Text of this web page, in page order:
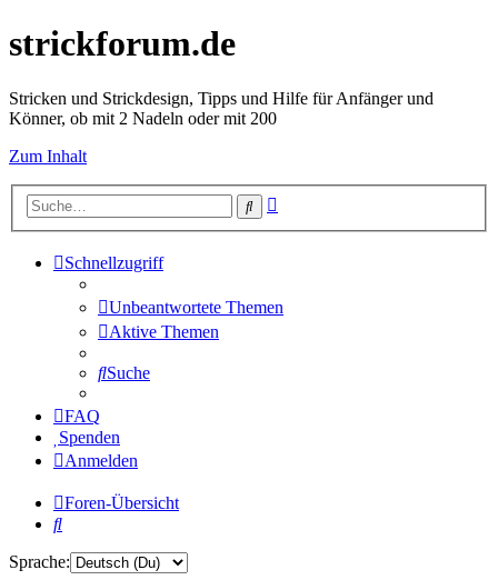
strickforum.de
Stricken und Strickdesign, Tipps und Hilfe für Anfänger und
Könner, ob mit 2 Nadeln oder mit 200
Zum Inhalt
Suche
Schnellzugriff
Unbeantwortete Themen
Aktive Themen
Suche
FAQ
Spenden
Anmelden
Foren-Übersicht
Suche
Sprache: